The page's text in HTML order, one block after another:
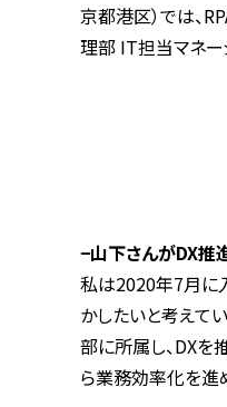
京都港区）では、
理部 IT担当マネー
−山下さんがDX推
私は2020年7月に
かしたいと考えて
部に所属し、DXを
ら業務効率化を進